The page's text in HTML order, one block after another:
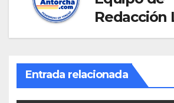
Redacción
Entrada relacionada